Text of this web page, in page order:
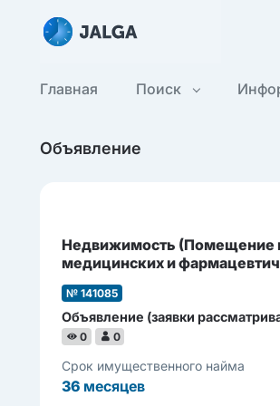
Главная Поиск
Объявление
Недвижимость (Помещение
медицинских и
№ 141085
Объявление (заявки
0 0
Срок имущественного найма
36 месяцев